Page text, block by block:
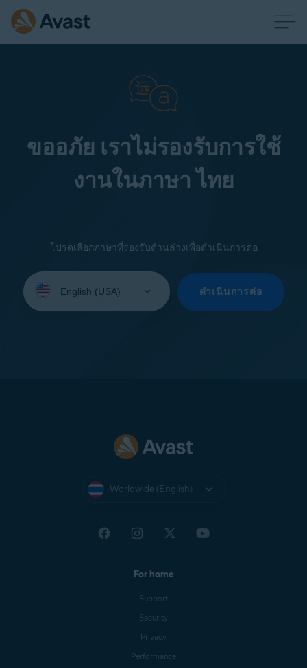
ขออภัย เราไม่รองรับการใช้
งานในภาษา ไทย
โปรดเลือกภาษาที่รองรับด้านล่างเพื่อดำเนินการต่อ
your
ดำเนินการต่อ
Worldwide (English)
For home
Support
Security
Privacy
Performance